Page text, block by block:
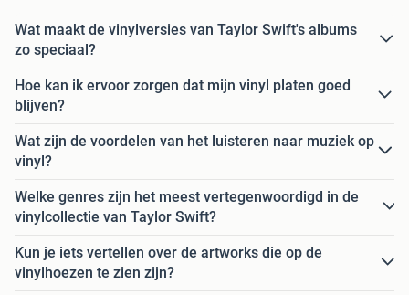
Wat maakt de vinylversies van Taylor Swift's albums
zo speciaal?
Hoe kan ik ervoor zorgen dat mijn vinyl platen goed
blijven?
Wat zijn de voordelen van het luisteren naar muziek op
vinyl?
Welke genres zijn het meest vertegenwoordigd in de
vinylcollectie van Taylor Swift?
Kun je iets vertellen over de artworks die op de
vinylhoezen te zien zijn?